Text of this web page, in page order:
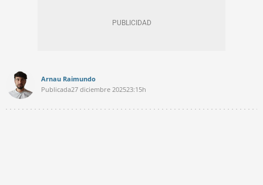
Arnau Raimundo
Publicada27 diciembre 202523:15h